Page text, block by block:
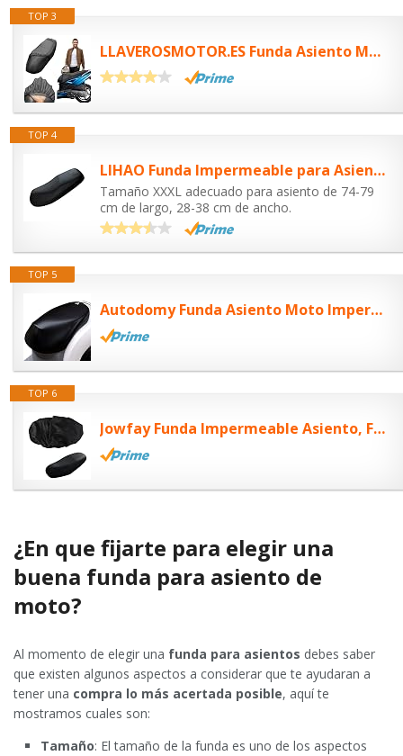
TOP 3
LLAVEROSMOTOR.ES Funda Asiento Moto Impermeable, Funda para Asiento Moto...
TOP 4
LIHAO Funda Impermeable para Asiento de Motocicleta Almohadilla de Cuero Asiento...
Tamaño XXXL adecuado para asiento de 74-79
cm de largo, 28-38 cm de ancho.
TOP 5
Autodomy Funda Asiento Moto Impermeable Universal Antideslizante Antiarañazos...
TOP 6
Jowfay Funda Impermeable Asiento, Fundas Asiento Moto Impermeable Adaptabilidad...
¿En que fijarte para elegir una
buena funda para asiento de
moto?
Al momento de elegir una funda para asientos debes saber
que existen algunos aspectos a considerar que te ayudaran a
tener una compra lo más acertada posible, aquí te
mostramos cuales son:
Tamaño: El tamaño de la funda es uno de los aspectos